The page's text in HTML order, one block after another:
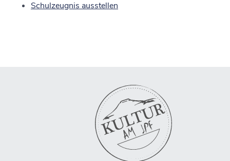
Schulzeugnis ausstellen